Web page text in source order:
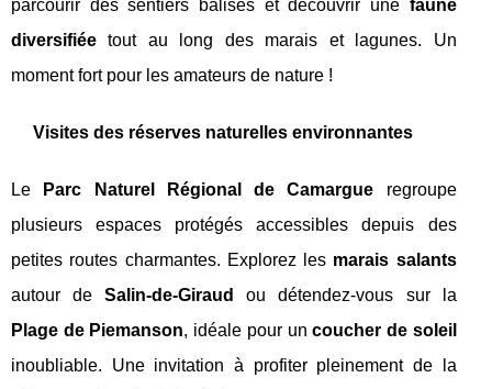
parcourir des sentiers balisés et découvrir une faune
diversifiée tout au long des marais et lagunes. Un
moment fort pour les amateurs de nature !
Visites des réserves naturelles environnantes
Le Parc Naturel Régional de Camargue regroupe
plusieurs espaces protégés accessibles depuis des
petites routes charmantes. Explorez les marais salants
autour deSalin-de-Giraud
ou détendez-vous sur la
Plage de Piemanson, idéale pour uncoucher de soleil
inoubliable. Une invitation à profiter pleinement de la